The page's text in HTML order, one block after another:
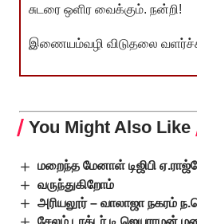
சுடரை ஒளிர வைக்கும். நன்றி!
இணையம்வழி விடுதலை
You Might Also Like
மறைந்த மேனாள் டிஜிபி
வருந்துகிறோம்
அரியலூர் – வாலாஜா நகரம்